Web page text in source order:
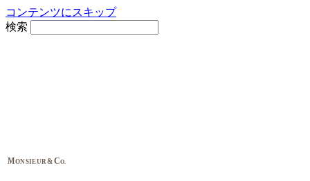
コンテンツにスキップ
検索
MONSIEUR&CO.